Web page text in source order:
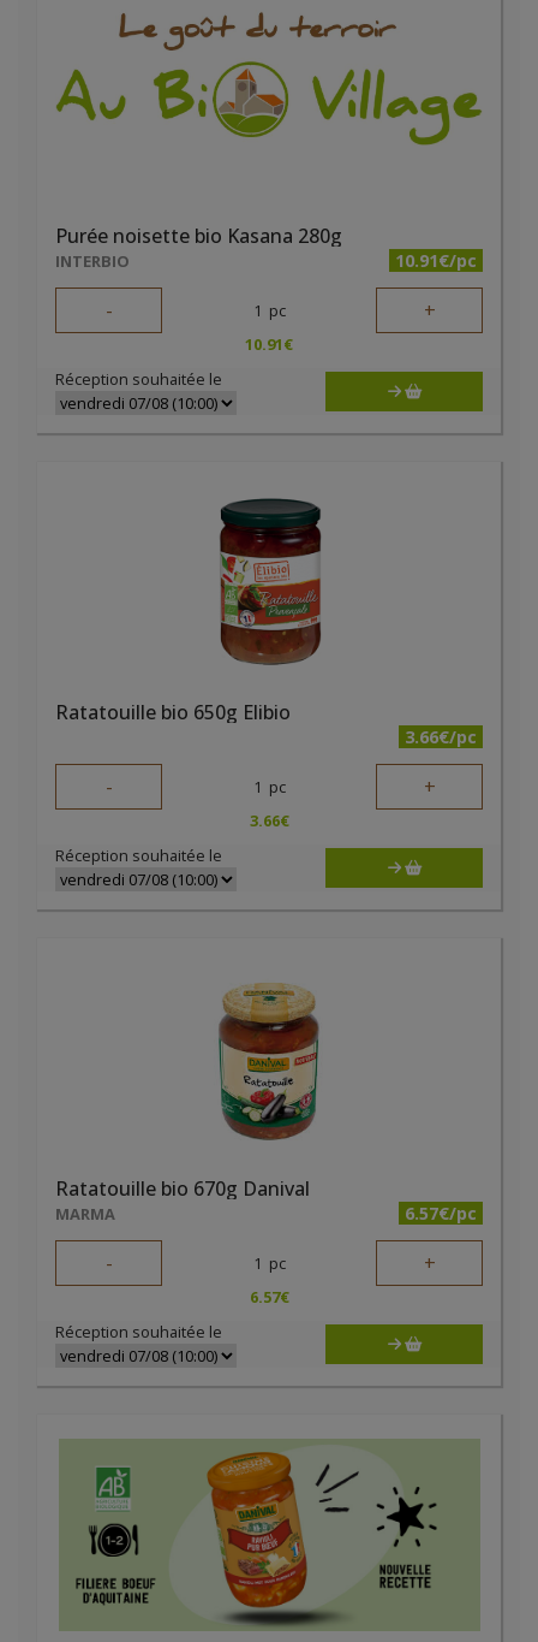
Purée noisette bio Kasana 280g
INTERBIO 10.91€/pc
- 1 pc +
10.91€
Réception souhaitée le
Ratatouille bio 650g Elibio
3.66€/pc
- 1 pc +
3.66€
Réception souhaitée le
Ratatouille bio 670g Danival
MARMA 6.57€/pc
- 1 pc +
6.57€
Réception souhaitée le